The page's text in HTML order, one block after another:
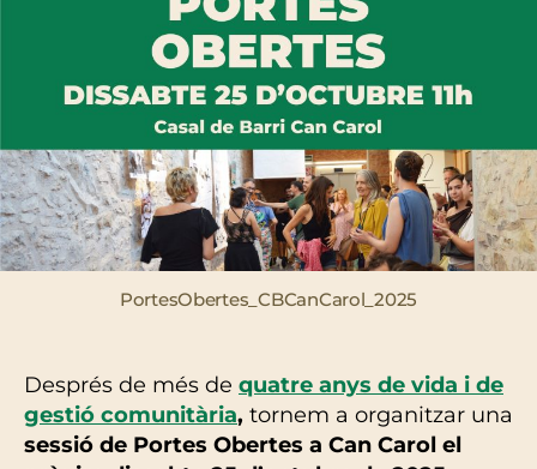
PortesObertes_CBCanCarol_2025
Després de més de quatre anys de vida i de
gestió comunitària, tornem a organitzar una
sessió de Portes Obertes a Can Carol el